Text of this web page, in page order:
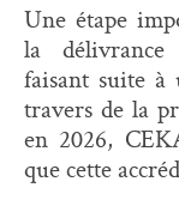
Une étape
la délivrance
faisant suite à
travers de la
en 2026,
que cette